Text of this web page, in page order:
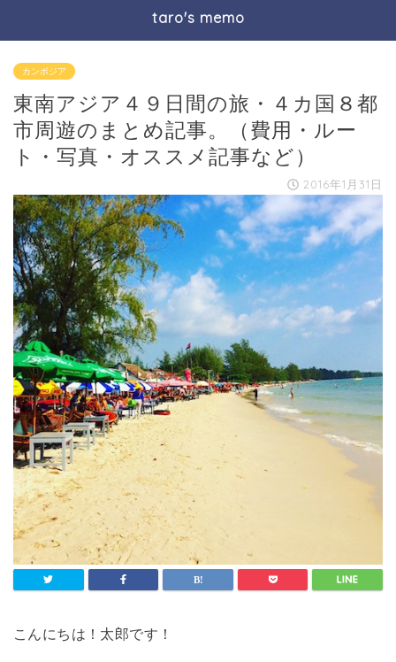
taro's memo
カンボジア
東南アジア４９日間の旅・４カ国８都
市周遊のまとめ記事。（費用・ルー
ト・写真・オススメ記事など）
2016年1月31日
こんにちは！太郎です！